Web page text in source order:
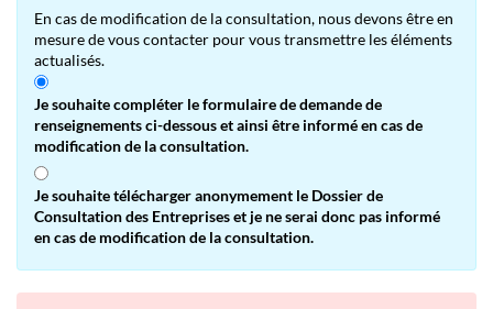
En cas de modification de la consultation, nous devons être en
mesure de vous contacter pour vous transmettre les éléments
actualisés.
Je souhaite compléter le formulaire de demande de
renseignements ci-dessous et ainsi être informé en cas de
modification de la consultation.
Je souhaite télécharger anonymement le Dossier de
Consultation des Entreprises et je ne serai donc pas informé
en cas de modification de la consultation.